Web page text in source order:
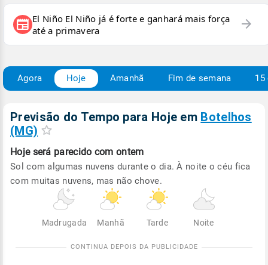
newspaper El Niño El Niño já é forte e ganhará mais força
até a primavera
arrow_forward
Agora Hoje Amanhã Fim de semana 15
Previsão do Tempo para Hoje em Botelhos
(MG)
Hoje será parecido com ontem
Sol com algumas nuvens durante o dia. À noite o céu fica
com muitas nuvens, mas não chove.
Madrugada Manhã Tarde Noite